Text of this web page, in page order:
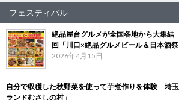
フェスティバル
絶品屋台グルメが全国各地から大集
回「川口×絶品グルメビール＆日本酒
2026年4月15日
自分で収穫した秋野菜を使って芋煮作りを体験 埼
ランドむさしの村」